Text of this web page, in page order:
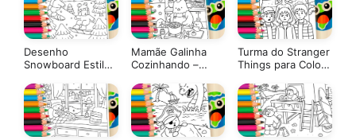
Desenho
Snowboard Estilo
para Colorir
Mamãe Galinha
Cozinhando –
Online
Turma do Stranger
Things para Colorir
Online com Cores
Mágicas